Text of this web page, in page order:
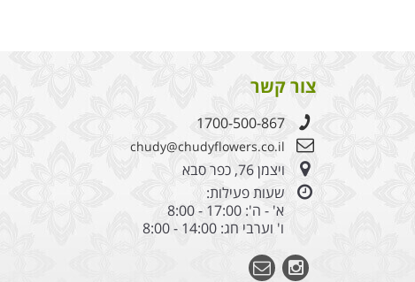
צור קשר
1700-500-867
chudy@chudyflowers.co.il
ויצמן 76, כפר סבא
שעות פעילות:
א' - ה': 17:00 - 8:00
ו' וערבי חג: 14:00 - 8:00